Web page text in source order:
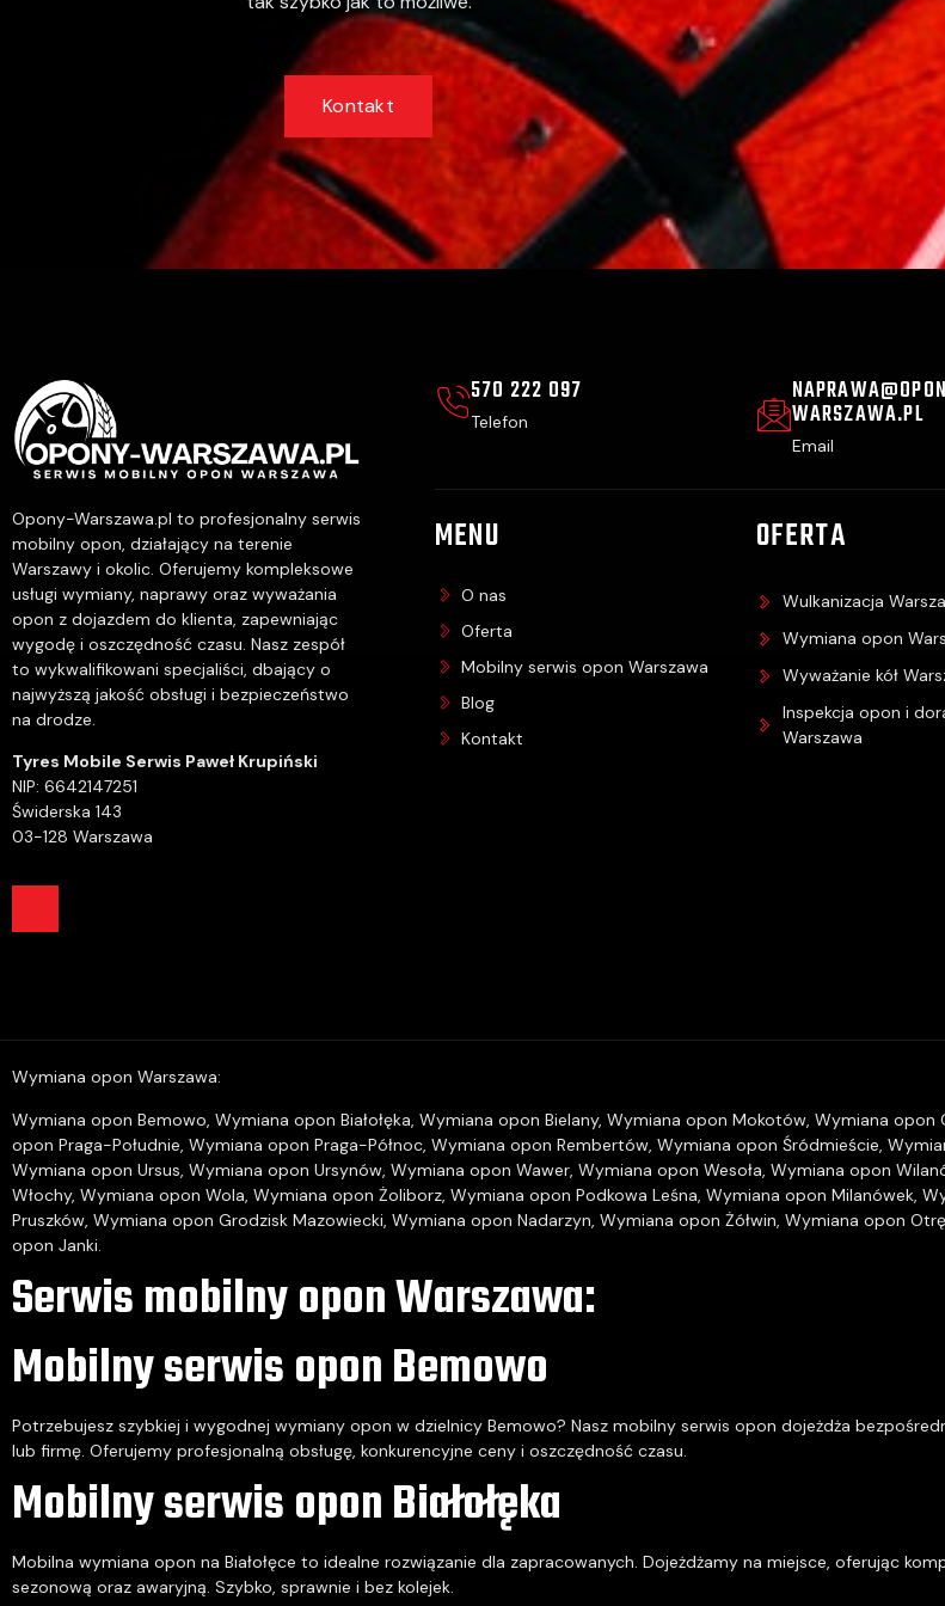
Kontakt
Opony-Warszawa.pl to profesjonalny serwis
mobilny opon, działający na terenie
Warszawy i okolic. Oferujemy kompleksowe
usługi wymiany, naprawy oraz wyważania
opon z dojazdem do klienta, zapewniając
wygodę i oszczędność czasu. Nasz zespół
to wykwalifikowani specjaliści, dbający o
najwyższą jakość obsługi i bezpieczeństwo
na drodze.
Tyres Mobile Serwis Paweł Krupiński
NIP: 6642147251
Świderska 143
03-128 Warszawa
570 222 097
Telefon WARSZAWA.PL
Email
MENU
O nas
Oferta
Mobilny serwis opon Warszawa
Blog
Kontakt
OFERTA
Wulkanizacja
Wymiana opon
Wyważanie kół
Inspekcja opon i
Warszawa
Wymiana opon Warszawa:
Wymiana opon Bemowo, Wymiana opon Białołęka, Wymiana opon Bielany, Wymiana opon Mokotów, Wymiana opon
opon Praga-Południe, Wymiana opon Praga-Północ, Wymiana opon Rembertów, Wymiana opon Śródmieście,
Wymiana opon Ursus, Wymiana opon Ursynów, Wymiana opon Wawer, Wymiana opon Wesoła, Wymiana opon
Włochy, Wymiana opon Wola, Wymiana opon Żoliborz, Wymiana opon Podkowa Leśna, Wymiana opon Milanówek,
Pruszków, Wymiana opon Grodzisk Mazowiecki, Wymiana opon Nadarzyn, Wymiana opon Żółwin, Wymiana opon
opon Janki.
Serwis mobilny opon Warszawa:
Mobilny serwis opon Bemowo
Potrzebujesz szybkiej i wygodnej wymiany opon w dzielnicy Bemowo? Nasz mobilny serwis opon dojeżdża
lub firmę. Oferujemy profesjonalną obsługę, konkurencyjne ceny i oszczędność czasu.
Mobilny serwis opon Białołęka
Mobilna wymiana opon na Białołęce to idealne rozwiązanie dla zapracowanych. Dojeżdżamy na miejsce, oferując
sezonową oraz awaryjną. Szybko, sprawnie i bez kolejek.